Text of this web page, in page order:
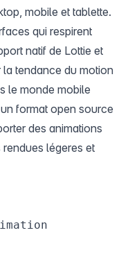
mobile et tablette.
qui respirent
natif de Lottie et
la tendance du motion
le monde mobile
format open source
des animations
légeres et